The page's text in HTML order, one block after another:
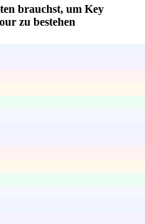
brauchst, um Key
zu bestehen